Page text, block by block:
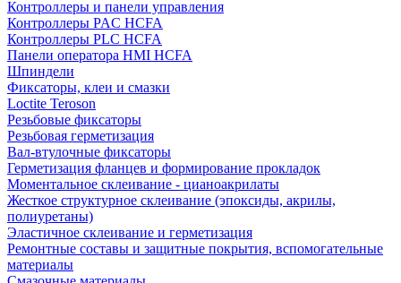
Контроллеры и панели управления
Контроллеры PAC HCFA
Контроллеры PLC HCFA
Панели оператора HMI HCFA
Шпиндели
Фиксаторы, клеи и смазки
Loctite Teroson
Резьбовые фиксаторы
Резьбовая герметизация
Вал-втулочные фиксаторы
Герметизация фланцев и формирование прокладок
Моментальное склеивание - цианоакрилаты
Жесткое структурное склеивание (эпоксиды, акрилы,
полиуретаны)
Эластичное склеивание и герметизация
Ремонтные составы и защитные покрытия, вспомогательные
материалы